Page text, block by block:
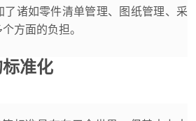
了诸如零件清单管理、图纸管理、采
方面的负担。
准化